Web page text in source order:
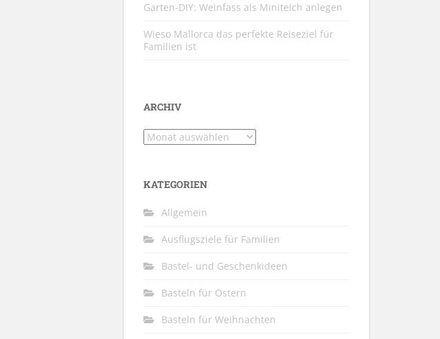
Garten-DIY: Weinfass als Miniteich anlegen
Wieso Mallorca das perfekte Reiseziel für
Familien ist
ARCHIV
Archiv
KATEGORIEN
Allgemein
Ausflugsziele für Familien
Bastel- und Geschenkideen
Basteln für Ostern
Basteln für Weihnachten